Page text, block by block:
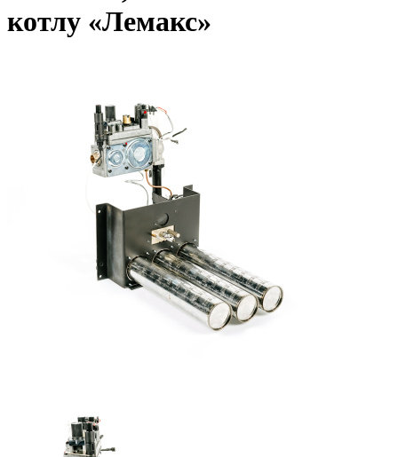
котлу «Лемакс»